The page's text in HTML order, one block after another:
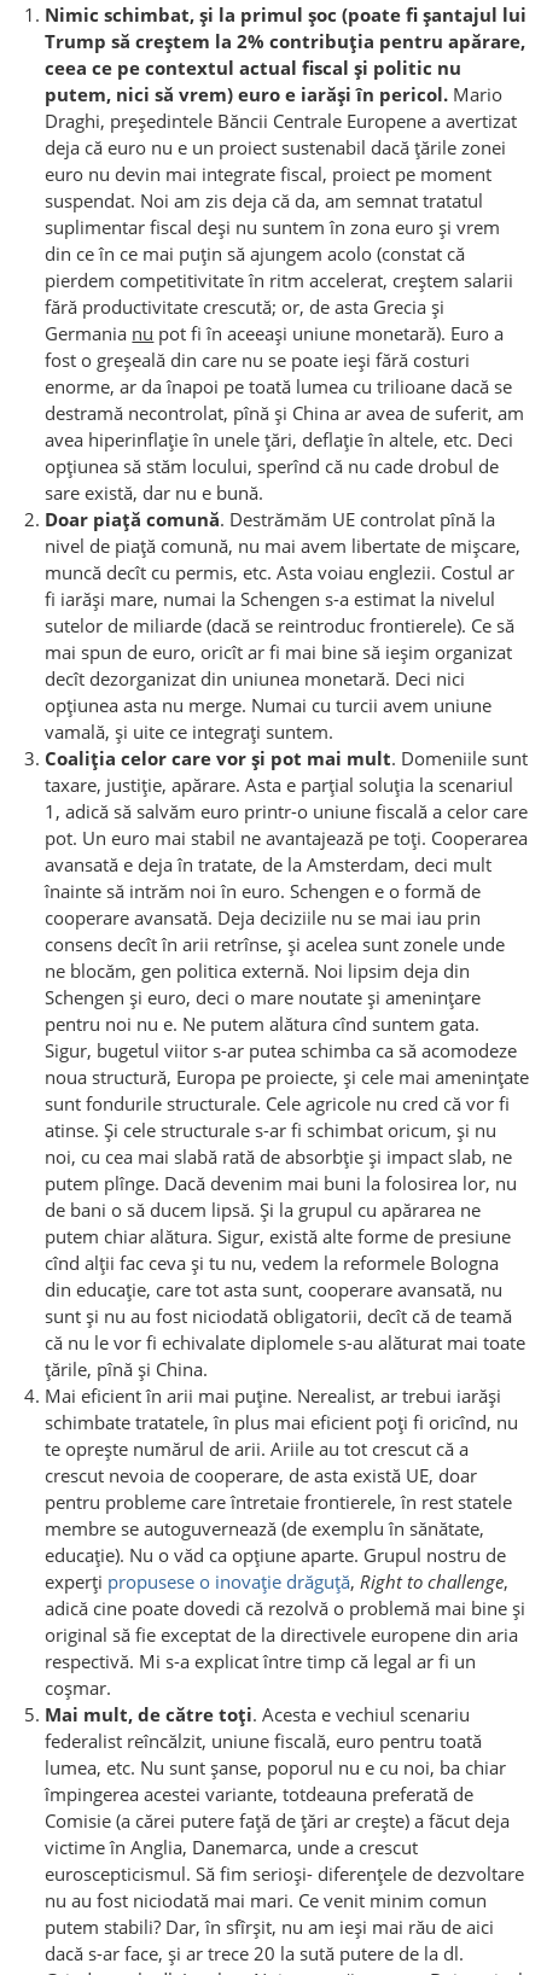
Nimic schimbat, și la primul șoc (poate fi șantajul lui
Trump să creștem la 2% contribuția pentru apărare,
ceea ce pe contextul actual fiscal și politic nu
putem, nici să vrem) euro e iarăși în pericol. Mario
Draghi, președintele Băncii Centrale Europene a avertizat
deja că euro nu e un proiect sustenabil dacă țările zonei
euro nu devin mai integrate fiscal, proiect pe moment
suspendat. Noi am zis deja că da, am semnat tratatul
suplimentar fiscal deși nu suntem în zona euro și vrem
din ce în ce mai puțin să ajungem acolo (constat că
pierdem competitivitate în ritm accelerat, creștem salarii
fără productivitate crescută; or, de asta Grecia și
Germania nu pot fi în aceeași uniune monetară). Euro a
fost o greșeală din care nu se poate ieși fără costuri
enorme, ar da înapoi pe toată lumea cu trilioane dacă se
destramă necontrolat, pînă și China ar avea de suferit, am
avea hiperinflație în unele țări, deflație în altele, etc. Deci
opțiunea să stăm locului, sperînd că nu cade drobul de
sare există, dar nu e bună.
Doar piață comună. Destrămăm UE controlat pînă la
nivel de piață comună, nu mai avem libertate de mișcare,
muncă decît cu permis, etc. Asta voiau englezii. Costul ar
fi iarăși mare, numai la Schengen s-a estimat la nivelul
sutelor de miliarde (dacă se reintroduc frontierele). Ce să
mai spun de euro, oricît ar fi mai bine să ieșim organizat
decît dezorganizat din uniunea monetară. Deci nici
opțiunea asta nu merge. Numai cu turcii avem uniune
vamală, și uite ce integrați suntem.
Coaliția celor care vor și pot mai mult. Domeniile sunt
taxare, justiție, apărare. Asta e parțial soluția la scenariul
1, adică să salvăm euro printr-o uniune fiscală a celor care
pot. Un euro mai stabil ne avantajează pe toți. Cooperarea
avansată e deja în tratate, de la Amsterdam, deci mult
înainte să intrăm noi în euro. Schengen e o formă de
cooperare avansată. Deja deciziile nu se mai iau prin
consens decît în arii retrînse, și acelea sunt zonele unde
ne blocăm, gen politica externă. Noi lipsim deja din
Schengen și euro, deci o mare noutate și amenințare
pentru noi nu e. Ne putem alătura cînd suntem gata.
Sigur, bugetul viitor s-ar putea schimba ca să acomodeze
noua structură, Europa pe proiecte, și cele mai amenințate
sunt fondurile structurale. Cele agricole nu cred că vor fi
atinse. Și cele structurale s-ar fi schimbat oricum, și nu
noi, cu cea mai slabă rată de absorbție și impact slab, ne
putem plînge. Dacă devenim mai buni la folosirea lor, nu
de bani o să ducem lipsă. Și la grupul cu apărarea ne
putem chiar alătura. Sigur, există alte forme de presiune
cînd alții fac ceva și tu nu, vedem la reformele Bologna
din educație, care tot asta sunt, cooperare avansată, nu
sunt și nu au fost niciodată obligatorii, decît că de teamă
că nu le vor fi echivalate diplomele s-au alăturat mai toate
țările, pînă și China.
Mai eficient în arii mai puține. Nerealist, ar trebui iarăși
schimbate tratatele, în plus mai eficient poți fi oricînd, nu
te oprește numărul de arii. Ariile au tot crescut că a
crescut nevoia de cooperare, de asta există UE, doar
pentru probleme care întretaie frontierele, în rest statele
membre se autoguvernează (de exemplu în sănătate,
educație). Nu o văd ca opțiune aparte. Grupul nostru de
experți propusese o inovație drăguță, Right to challenge,
adică cine poate dovedi că rezolvă o problemă mai bine și
original să fie exceptat de la directivele europene din aria
respectivă. Mi s-a explicat între timp că legal ar fi un
coșmar.
Mai mult, de către toți. Acesta e vechiul scenariu
federalist reîncălzit, uniune fiscală, euro pentru toată
lumea, etc. Nu sunt șanse, poporul nu e cu noi, ba chiar
împingerea acestei variante, totdeauna preferată de
Comisie (a cărei putere față de țări ar crește) a făcut deja
victime în Anglia, Danemarca, unde a crescut
euroscepticismul. Să fim serioși- diferențele de dezvoltare
nu au fost niciodată mai mari. Ce venit minim comun
putem stabili? Dar, în sfîrșit, nu am ieși mai rău de aici
dacă s-ar face, și ar trece 20 la sută putere de la dl.